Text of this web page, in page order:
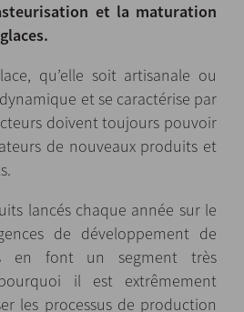
et la maturation
qu’elle soit artisanale ou
et se caractérise par
doivent toujours pouvoir
de nouveaux produits et
lancés chaque année sur le
de développement de
en font un segment très
il est extrêmement
les processus de production